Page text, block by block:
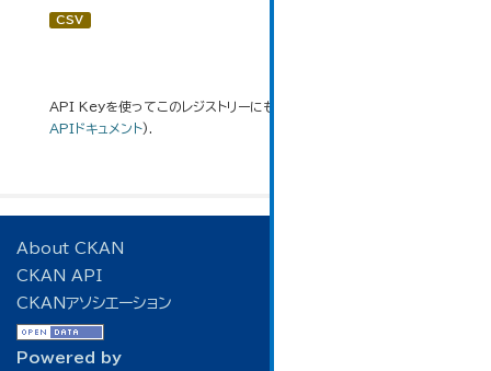
CSV
API Keyを使ってこのレジストリーにもアクセス可能です
APIドキュメント).
About CKAN
CKAN API
CKANアソシエーション
Powered by